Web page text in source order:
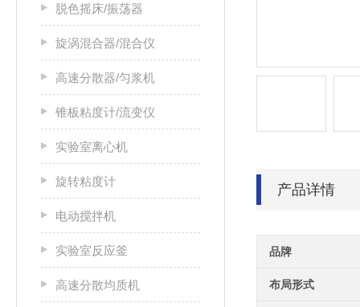
脱色摇床/振荡器
旋涡混合器/混合仪
高速分散器/匀浆机
锥板粘度计/流变仪
实验室离心机
旋转粘度计
电动搅拌机
实验室反应釜
高速分散均质机
产品详情
品牌
布局形式